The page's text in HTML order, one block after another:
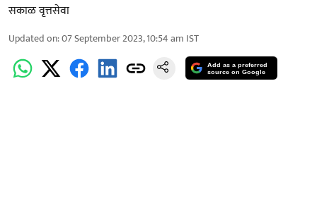
सकाळ वृत्तसेवा
Updated on:07 September 2023, 10:54 am IST
Add as a preferred
source on Google